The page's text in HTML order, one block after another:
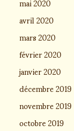
avril 2020
mars 2020
février 2020
janvier 2020
décembre 2019
novembre 2019
octobre 2019